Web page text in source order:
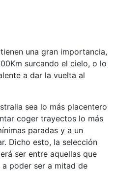
una gran importancia,
surcando el cielo, o lo
a dar la vuelta al
sea lo más placentero
coger trayectos lo más
paradas y a un
Dicho esto, la selección
ser entre aquellas que
poder ser a mitad de